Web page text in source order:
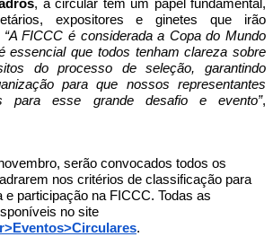
, a circular tem um papel fundamental,
expositores e ginetes que irão
“A FICCC é considerada a Copa do Mundo
essencial que todos tenham clareza sobre
do processo de seleção, garantindo
para que nossos representantes
para esse grande desafio e evento”,
serão convocados todos os
nos critérios de classificação para
participação na FICCC. Todas as
no site
.